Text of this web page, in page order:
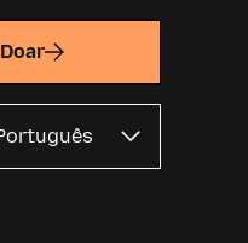
Doar